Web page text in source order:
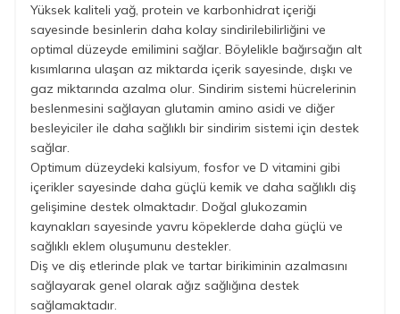
Yüksek kaliteli yağ, protein ve karbonhidrat içeriği
sayesinde besinlerin daha kolay sindirilebilirliğini ve
optimal düzeyde emilimini sağlar. Böylelikle bağırsağın alt
kısımlarına ulaşan az miktarda içerik sayesinde, dışkı ve
gaz miktarında azalma olur. Sindirim sistemi hücrelerinin
beslenmesini sağlayan glutamin amino asidi ve diğer
besleyiciler ile daha sağlıklı bir sindirim sistemi için destek
sağlar.
Optimum düzeydeki kalsiyum, fosfor ve D vitamini gibi
içerikler sayesinde daha güçlü kemik ve daha sağlıklı diş
gelişimine destek olmaktadır. Doğal glukozamin
kaynakları sayesinde yavru köpeklerde daha güçlü ve
sağlıklı eklem oluşumunu destekler.
Diş ve diş etlerinde plak ve tartar birikiminin azalmasını
sağlayarak genel olarak ağız sağlığına destek
sağlamaktadır.